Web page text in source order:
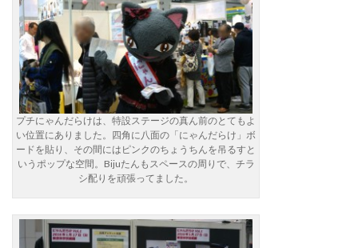
プチにゃんだらけは、特設ステージの真ん前のとてもよ
い位置にありました。四角に八面の「にゃんだらけ」ボ
ードを貼り、その間にはピンクのちょうちんを吊るすと
いうポップな空間。Bijuたんもスペースの周りで、チラ
シ配りを頑張ってました。